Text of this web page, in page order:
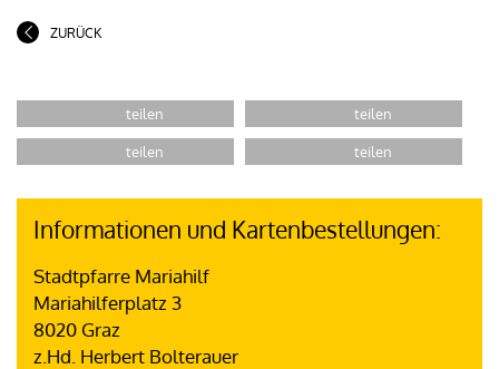
ZURÜCK
Informationen und Kartenbestellungen:
Stadtpfarre Mariahilf
Mariahilferplatz 3
8020 Graz
z.Hd. Herbert Bolterauer